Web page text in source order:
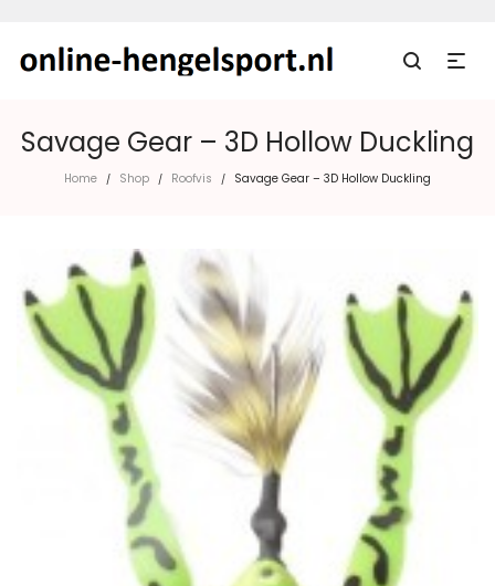
Savage Gear – 3D Hollow Duckling
Home / Shop / Roofvis / Savage Gear – 3D Hollow Duckling